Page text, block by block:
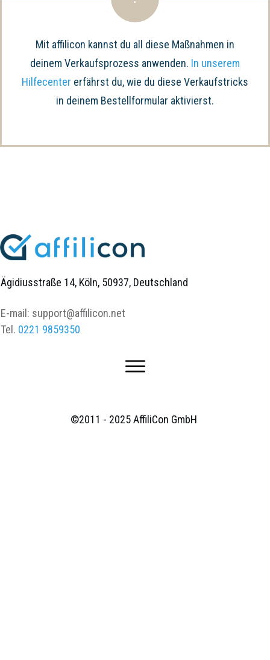
Mit affilicon kannst du all diese Maßnahmen in
deinem Verkaufsprozess anwenden. In unserem
Hilfecenter erfährst du, wie du diese Verkaufstricks
in deinem Bestellformular aktivierst.
Ägidiusstraße 14, Köln, 50937, Deutschland
E-mail: support@affilicon.net
Tel. 0221 9859350
©2011 - 2025AffiliCon GmbH